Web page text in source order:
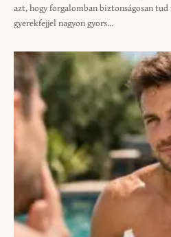
azt, hogy forgalomban biztonságosan
gyerekfejjel nagyon gyors…